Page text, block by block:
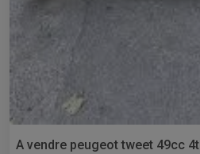
A vendre peugeot tweet 49cc 4t